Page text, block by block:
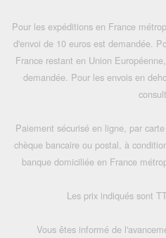
Pour les expéditions en France
d'envoi de 10 euros est demandée.
France restant en Union
demandée. Pour les envois en
Paiement sécurisé en ligne, par
chèque bancaire ou postal, à
banque domiciliée en France
Les prix indiqués sont
Vous êtes informé de